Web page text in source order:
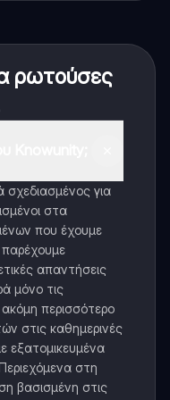
ρωτούσες
σχεδιασμένος για
στα
που έχουμε
απαντήσεις
μόνο τις
περισσότερο
στις καθημερινές
εξατομικευμένα
στη
βασισμένη στις